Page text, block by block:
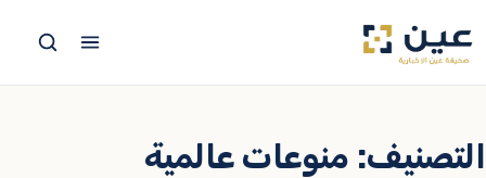
إلى
التصنيف: منوعات عالمية